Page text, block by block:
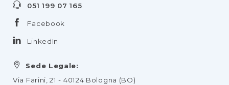
051 199 07 165
Facebook
LinkedIn
Sede Legale:
Via Farini, 21 - 40124 Bologna (BO)